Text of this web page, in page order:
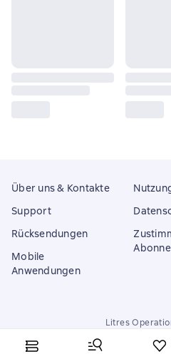
Über uns & Kontakte
Support
Rücksendungen
Mobile
Anwendungen
Litres